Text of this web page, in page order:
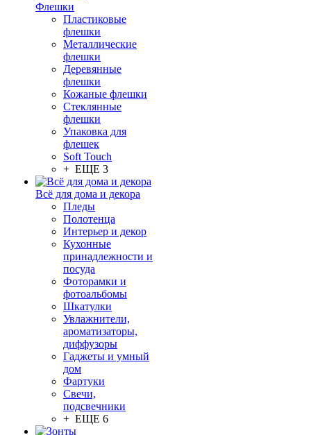
Флешки
Пластиковые
флешки
Металлические
флешки
Деревянные
флешки
Кожаные флешки
Стеклянные
флешки
Упаковка для
флешек
Soft Touch
+ ЕЩЕ 3
Всё для дома и декора
Пледы
Полотенца
Интерьер и декор
Кухонные
принадлежности и
посуда
Фоторамки и
фотоальбомы
Шкатулки
Увлажнители,
ароматизаторы,
диффузоры
Гаджеты и умный
дом
Фартуки
Свечи,
подсвечники
+ ЕЩЕ 6